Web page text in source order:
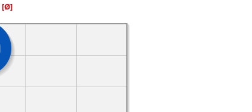
[Ø]